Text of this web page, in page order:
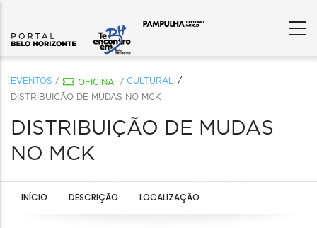
EVENTOS / OFICINA / CULTURAL
DISTRIBUIÇÃO DE MUDAS NO MCK
DISTRIBUIÇÃO DE MUDAS
NO MCK
INÍCIO DESCRIÇÃO LOCALIZAÇÃO